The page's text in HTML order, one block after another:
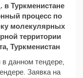
в Туркменистане
процесс по
молекулярных
территории
Туркменистан
данном тендере,
Заявка на